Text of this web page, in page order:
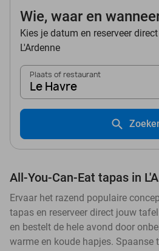
Wie, waar en
Kies je datum en reserveer
L'Ardenne
Plaats of restaurant
Le Havre
All-You-Can-Eat tapas in
Ervaar het razend populaire
tapas en reserveer direct jouw
en bestelt de hele avond door
warme en koude hapjes. Spaanse